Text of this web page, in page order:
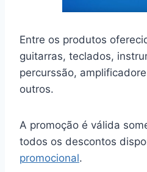
Entre os produtos
guitarras, teclados,
percurssão,
outros.
A promoção é válida
todos os descontos
promocional.